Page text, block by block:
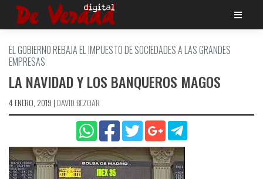
Saltar
EL GOBIERNO REBAJA EL IMPUESTO DE SOCIEDADES A LAS GRANDES
EMPRESAS
LA NAVIDAD Y LOS BANQUEROS MAGOS
4 ENERO, 2019 | DAVID BEZOAR